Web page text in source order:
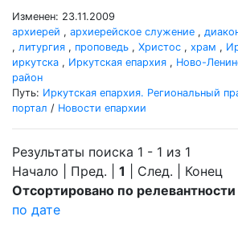
Изменен: 23.11.2009
архиерей , архиерейское служение ,
, литургия , проповедь , Христос , храм ,
иркутска , Иркутская епархия , Ново-
район
Путь: Иркутская епархия. Региональный
портал / Новости епархии
Результаты поиска 1 - 1 из 1
Начало | Пред. | 1 | След. | Конец
Отсортировано по релевантности
по дате